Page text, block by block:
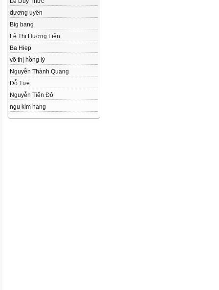
dương uyên
Big bang
Lê Thị Hương Liên
Ba Hiep
võ thị hồng lý
Nguyễn Thành Quang
Đỗ Tựe
Nguyễn Tiến Đô
ngu kim hang